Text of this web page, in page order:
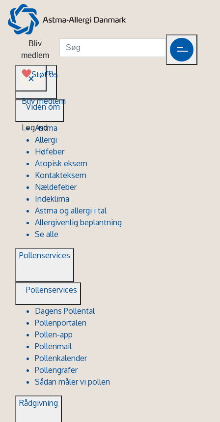
Bliv
medlem
Støt os
Bliv medlem
Log ind
Viden om
Viden om
Astma
Allergi
Høfeber
Atopisk eksem
Kontakteksem
Nældefeber
Indeklima
Astma og allergi i tal
Allergivenlig beplantning
Se alle
Pollenservices
Pollenservices
Dagens Pollental
Pollenportalen
Pollen-app
Pollenmail
Pollenkalender
Pollengrafer
Sådan måler vi pollen
Rådgivning